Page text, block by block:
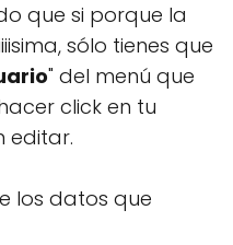
que si porque la
sólo tienes que
" del menú que
click en tu
editar.
los datos que